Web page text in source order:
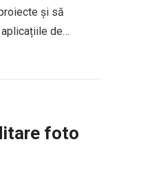
și să
de
foto